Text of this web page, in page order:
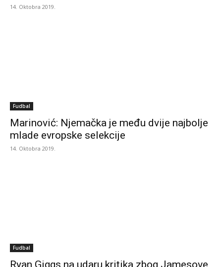
14. Oktobra 2019.
Fudbal
Marinović: Njemačka je među dvije najbolje
mlade evropske selekcije
14. Oktobra 2019.
Fudbal
Ryan Giggs na udaru kritika zbog Jamesove